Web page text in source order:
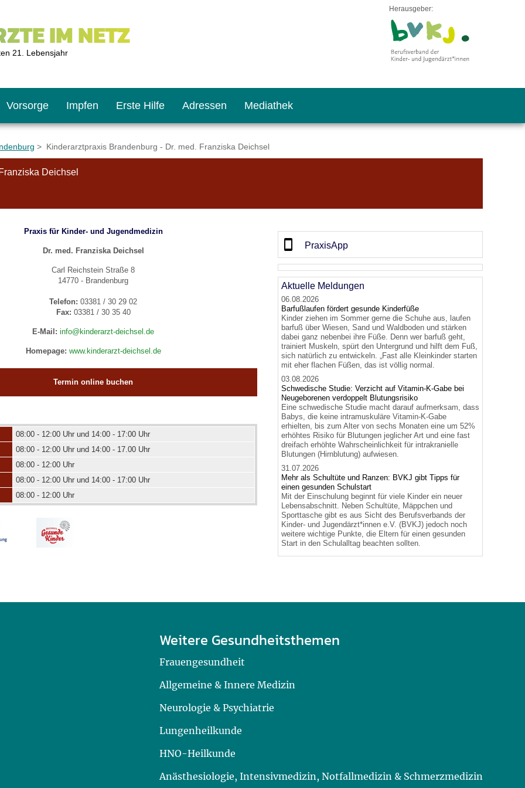
IM NETZ
21. Lebensjahr
Herausgeber:
Vorsorge Impfen Erste Hilfe Adressen Mediathek
Bildschirmmediengebrauch
gestalten
> Kinderarztpraxis Brandenburg - Dr. med. Franziska Deichsel
Deichsel
Praxis für Kinder- und Jugendmedizin
Dr. med. Franziska Deichsel
Carl Reichstein Straße 8
14770 - Brandenburg
Telefon: 03381 / 30 29 02
Fax: 03381 / 30 35 40
E-Mail: info@kinderarzt-deichsel.de
Homepage: www.kinderarzt-deichsel.de
Termin online buchen
08:00 - 12:00 Uhr und 14:00 - 17:00 Uhr
08:00 - 12:00 Uhr und 14:00 - 17.00 Uhr
08:00 - 12:00 Uhr
08:00 - 12:00 Uhr und 14:00 - 17:00 Uhr
08:00 - 12:00 Uhr
PraxisApp
🔍
+−
Leaflet|©OpenStreetMapcontributors
Aktuelle Meldungen
06.08.2026
Barfußlaufen fördert gesunde Kinderfüße
Kinder ziehen im Sommer gerne die Schuhe aus, laufen
barfuß über Wiesen, Sand und Waldboden und stärken
dabei ganz nebenbei ihre Füße. Denn wer barfuß geht,
trainiert Muskeln, spürt den Untergrund und hilft dem Fuß,
sich natürlich zu entwickeln. „Fast alle Kleinkinder starten
mit eher flachen Füßen, das ist völlig normal.
03.08.2026
Schwedische Studie: Verzicht auf Vitamin-K-Gabe bei
Neugeborenen verdoppelt Blutungsrisiko
Eine schwedische Studie macht darauf aufmerksam, dass
Babys, die keine intramuskuläre Vitamin-K-Gabe
erhielten, bis zum Alter von sechs Monaten eine um 52%
erhöhtes Risiko für Blutungen jeglicher Art und eine fast
dreifach erhöhte Wahrscheinlichkeit für intrakranielle
Blutungen (Hirnblutung) aufwiesen.
31.07.2026
Mehr als Schultüte und Ranzen: BVKJ gibt Tipps für
einen gesunden Schulstart
Mit der Einschulung beginnt für viele Kinder ein neuer
Lebensabschnitt. Neben Schultüte, Mäppchen und
Sporttasche gibt es aus Sicht des Berufsverbands der
Kinder- und Jugendärzt*innen e.V. (BVKJ) jedoch noch
weitere wichtige Punkte, die Eltern für einen gesunden
Start in den Schulalltag beachten sollten.
Weitere Gesundheitsthemen
Frauengesundheit
Allgemeine & Innere Medizin
Neurologie & Psychiatrie
Lungenheilkunde
HNO-Heilkunde
Anästhesiologie, Intensivmedizin, Notfallmedizin & Schmerzmedizin